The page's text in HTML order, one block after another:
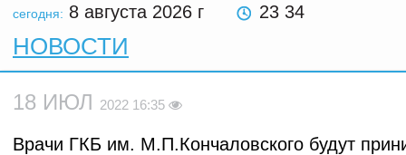
сегодня: 8 августа 2026 г 23:34
НОВОСТИ
18 ИЮЛ 2022 16:35
Врачи ГКБ им. М.П.Кончаловского будут